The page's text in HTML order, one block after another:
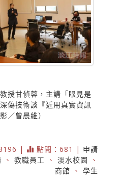
授甘偵蓉，主講「眼見是
偽技術談『近用真實資訊
／曾晨維）
| 點閱：681 | 申請
、 教職員工 、 淡水校園
、
商館 、 學生